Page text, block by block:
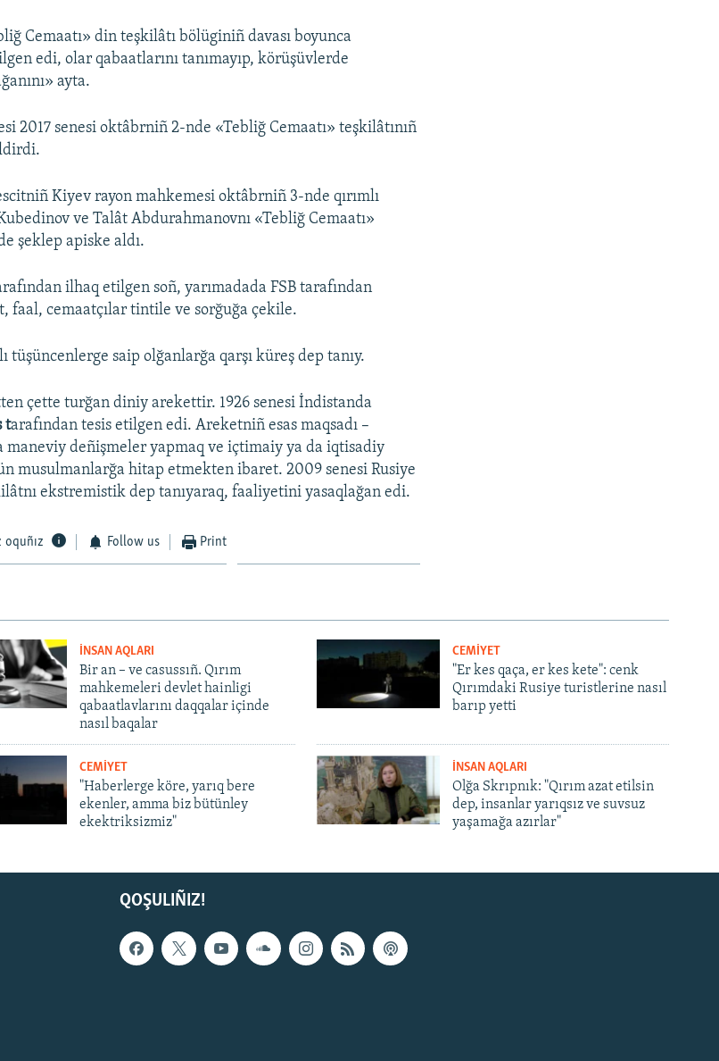
Cemaatı» din teşkilâtı bölüginiñ davası boyunca
edi, olar qabaatlarını tanımayıp, körüşüvlerde
ayta.
2017 senesi oktâbrniñ 2-nde «Tebliğ Cemaatı» teşkilâtınıñ
Kiyev rayon mahkemesi oktâbrniñ 3-nde qırımlı
ve Talât Abdurahmanovnı «Tebliğ Cemaatı»
şeklep apiske aldı.
ilhaq etilgen soñ, yarımadada FSB tarafından
faal, cemaatçılar tintile ve sorğuğa çekile.
tüşüncenlerge saip olğanlarğa qarşı küreş dep tanıy.
çette turğan diniy arekettir. 1926 senesi İndistanda
tarafından tesis etilgen edi. Areketniñ esas maqsadı –
maneviy deñişmeler yapmaq ve içtimaiy ya da iqtisadiy
musulmanlarğa hitap etmekten ibaret. 2009 senesi Rusiye
ekstremistik dep tanıyaraq, faaliyetini yasaqlağan edi.
oquñız Follow us Print
İNSAN AQLARI
Bir an – ve casussıñ. Qırım
mahkemeleri devlet hainligi
qabaatlavlarını daqqalar içinde
nasıl baqalar
CEMİYET
"Er kes qaça, er kes kete": cenk
Qırımdaki Rusiye turistlerine nasıl
barıp yetti
CEMİYET
"Haberlerge köre, yarıq bere
ekenler, amma biz bütünley
ekektriksizmiz"
İNSAN AQLARI
Olğa Skrıpnık: "Qırım azat etilsin
dep, insanlar yarıqsız ve suvsuz
yaşamağa azırlar"
QOŞULIÑIZ!